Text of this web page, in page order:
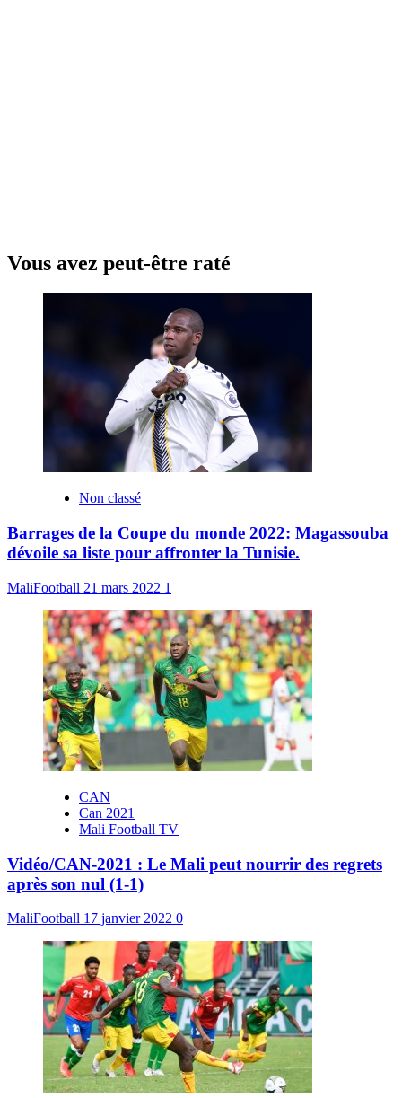
Vous avez peut-être raté
Non classé
Barrages de la Coupe du monde 2022: Magassouba
dévoile sa liste pour affronter la Tunisie.
MaliFootball 21 mars 2022 1
CAN
Can 2021
Mali Football TV
Vidéo/CAN-2021 : Le Mali peut nourrir des regrets
après son nul (1-1)
MaliFootball 17 janvier 2022 0